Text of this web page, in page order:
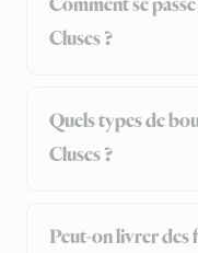
Comment se
Cluses ?
Quels types de
Cluses ?
Peut-on livrer des